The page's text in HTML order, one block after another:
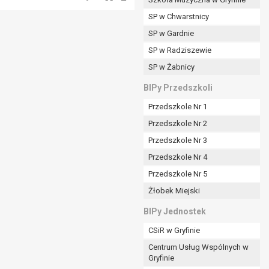
SP w Chwarstnicy
SP w Gardnie
SP w Radziszewie
SP w Żabnicy
BIPy Przedszkoli
Przedszkole Nr 1
Przedszkole Nr 2
Przedszkole Nr 3
Przedszkole Nr 4
Przedszkole Nr 5
Żłobek Miejski
BIPy Jednostek
CSiR w Gryfinie
Centrum Usług Wspólnych w
Gryfinie
gdy:
danych i nie ma innej podstawy prawnej
sprawdzić prawidłowość tych danych,
obrony lub dochodzenia roszczeń,
podstawy po stronie administratora są
wyrażonej przez tą osobę,
podstawą prawną jest: